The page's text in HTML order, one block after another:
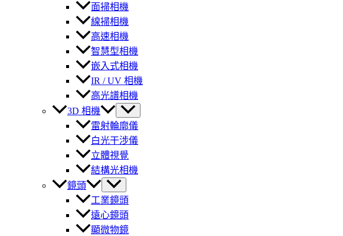
面掃相機
線掃相機
高速相機
智慧型相機
嵌入式相機
IR / UV 相機
高光譜相機
3D 相機
雷射輪廓儀
白光干涉儀
立體視覺
結構光相機
鏡頭
工業鏡頭
遠心鏡頭
顯微物鏡